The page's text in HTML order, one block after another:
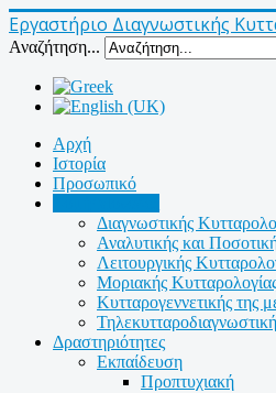
Εργαστήριο Διαγνωστικής
Αναζήτηση...
Αρχή
Ιστορία
Προσωπικό
Διαγνωστικής
Αναλυτικής και
Λειτουργικής
Μοριακής
Κυτταρογεννετικής της
Τηλεκυτταροδιαγνωστική
Δραστηριότητες
Εκπαίδευση
Προπτυχιακή